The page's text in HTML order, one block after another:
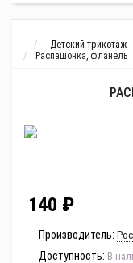
Детский трикотаж
Распашонка, фланель
140 ₽
Производитель:
Доступность: В